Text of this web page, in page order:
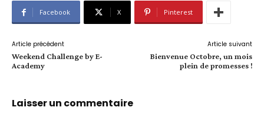
Facebook X Pinterest
Article précédent
Weekend Challenge by E-
Academy
Article suivant
Bienvenue Octobre, un mois
plein de promesses !
Laisser un commentaire